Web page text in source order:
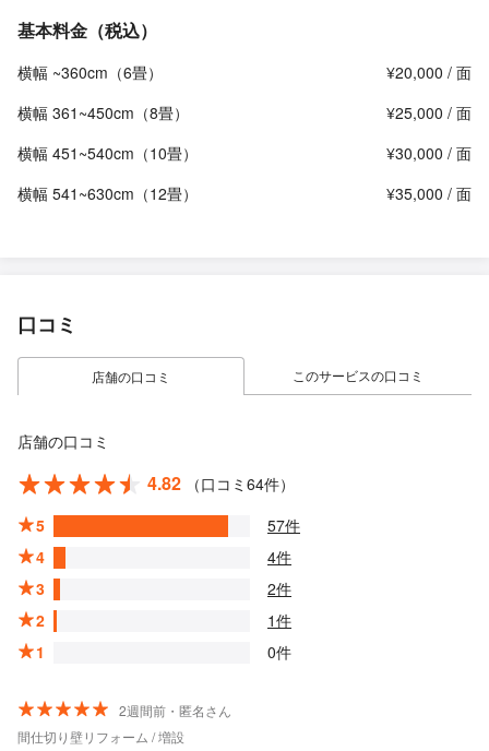
基本料金（税込）
横幅 ~360cm（6畳）
¥20,000 / 面
横幅 361~450cm（8畳）
¥25,000 / 面
横幅 451~540cm（10畳）
¥30,000 / 面
横幅 541~630cm（12畳）
¥35,000 / 面
口コミ
店舗の口コミ このサービスの口コミ
店舗の口コミ
4.82
（口コミ64件）
5
57件
4
4件
3
2件
2
1件
1
0件
2週間前・匿名さん
間仕切り壁リフォーム / 増設